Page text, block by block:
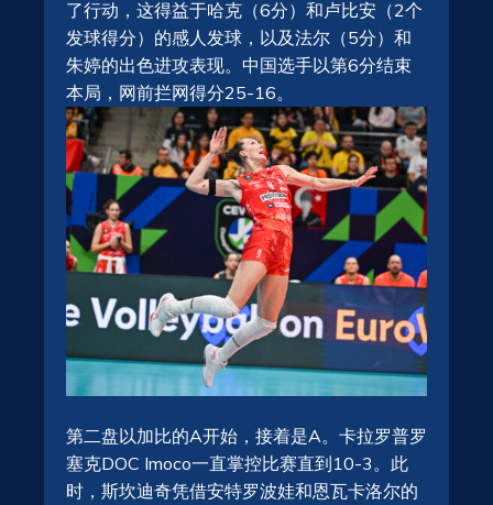
了行动，这得益于哈克（6分）和卢比安（2个
发球得分）的感人发球，以及法尔（5分）和
朱婷的出色进攻表现。中国选手以第6分结束
本局，网前拦网得分25-16。
第二盘以加比的A开始，接着是A。卡拉罗普罗
塞克DOC Imoco一直掌控比赛直到10-3。此
时，斯坎迪奇凭借安特罗波娃和恩瓦卡洛尔的